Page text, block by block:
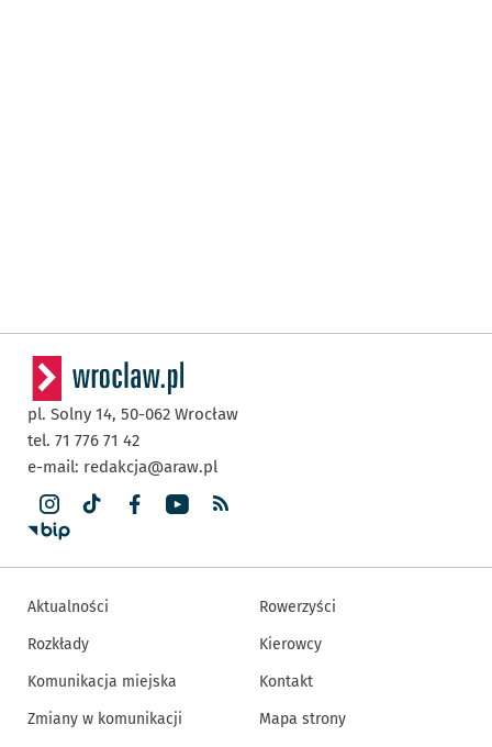
pl. Solny 14, 50-062 Wrocław
tel. 71 776 71 42
e-mail: redakcja@araw.pl
Aktualności
Rozkłady
Komunikacja miejska
Zmiany w komunikacji
Rowerzyści
Kierowcy
Kontakt
Mapa strony